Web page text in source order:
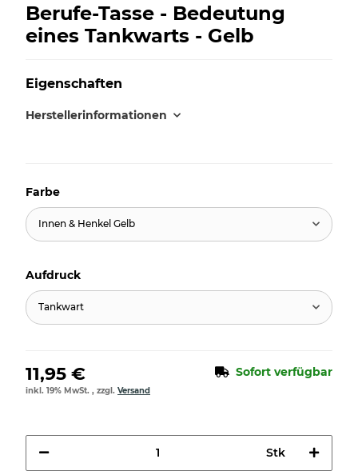
Berufe-Tasse - Bedeutung
eines Tankwarts - Gelb
Eigenschaften
Herstellerinformationen
Farbe
Innen & Henkel Gelb
Aufdruck
Tankwart
11,95 € Sofort verfügbar
inkl. 19% MwSt. , zzgl. Versand
Stk